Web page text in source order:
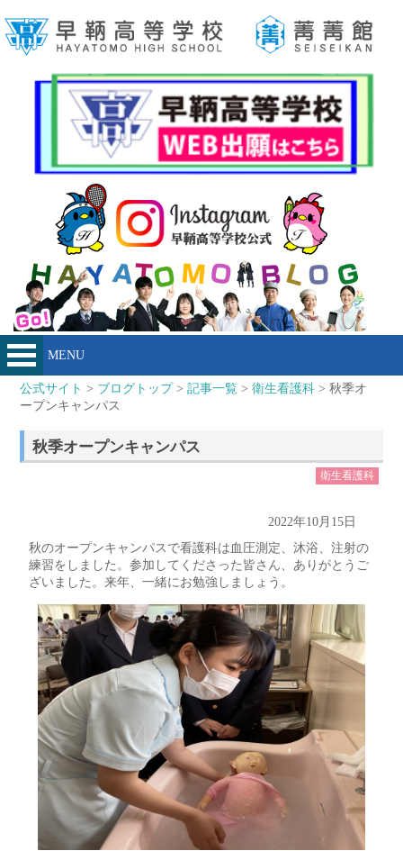
MENU
公式サイト > ブログトップ>記事一覧 >衛生看護科 > 秋季オ
ープンキャンパス
秋季オープンキャンパス
衛生看護科
2022年10月15日
秋のオープンキャンパスで看護科は血圧測定、沐浴、注射の
練習をしました。参加してくださった皆さん、ありがとうご
ざいました。来年、一緒にお勉強しましょう。